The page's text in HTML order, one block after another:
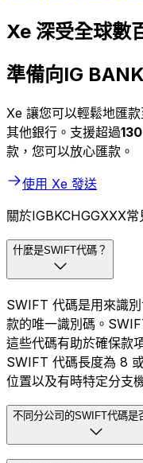
Xe 深受全球數
準備向IG
Xe 讓您可以輕鬆地匯
其他銀行。支援超過
款，您可以放心匯款。
使用 Xe 發送
關於IGBKCHGGXXX常
什麼是SWIFT代碼？
SWIFT 代碼是用來識
款的唯一識別碼。
這些代碼有助於確保款
SWIFT 代碼長度為 8
位置以及有時特定分支
不同分公司的SWIFT代碼是